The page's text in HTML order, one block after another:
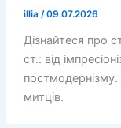
illia /09.07.2026
Дізнайтеся про
ст.: від
постмодернізму.
митців.